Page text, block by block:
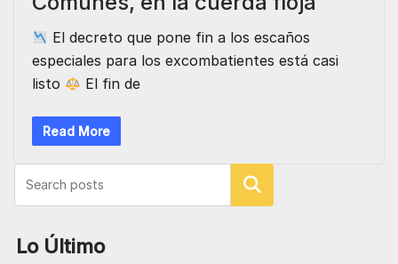
El decreto que pone fin a los escaños
especiales para los excombatientes está casi
listo
El fin de
Read More
Buscar
Lo Último